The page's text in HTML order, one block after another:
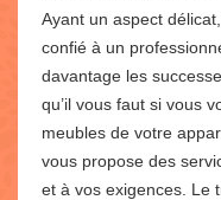
Ayant un aspect
confié à un
davantage les
qu’il vous faut si vous
meubles de votre
vous propose des
et à vos exigences. Le